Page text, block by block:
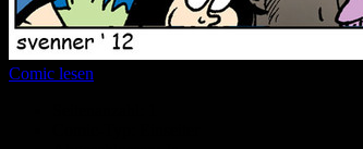
Comic lesen